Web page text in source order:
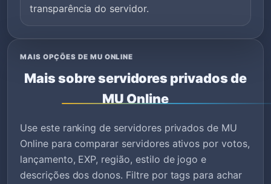
transparência do servidor.
MAIS OPÇÕES DE MU ONLINE
Mais sobre servidores privados de
MU Online
Use este ranking de servidores privados de MU
Online para comparar servidores ativos por votos,
lançamento, EXP, região, estilo de jogo e
descrições dos donos. Filtre por tags para achar